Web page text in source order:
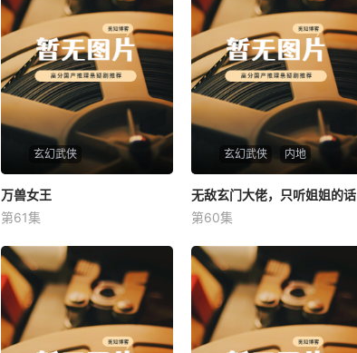
玄幻武侠
万兽女王
未知
万兽女王
第61集
玄幻武侠 内地
无敌玄门大佬，只听姐姐的话
未知
无敌玄门大佬，只听姐姐的话
第60集